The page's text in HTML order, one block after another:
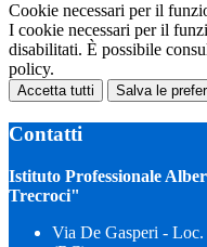
Cookie necessari per il
I cookie necessari per il
disabilitati. È possibile
policy.
Accetta tutti Salva le
Contatti
Istituto Professionale
Trecroci"
Via De Gasperi -